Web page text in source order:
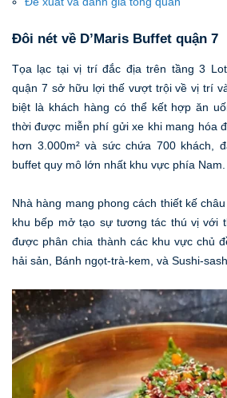
Đôi nét về D’Maris Buffet quận 7
Tọa lạc tại vị trí đắc địa trên tầng 3
quận 7 sở hữu lợi thế vượt trội về vị trí
biệt là khách hàng có thể kết hợp ăn
thời được miễn phí gửi xe khi mang hóa
hơn 3.000m² và sức chứa 700 khách,
buffet quy mô lớn nhất khu vực phía Nam.
Nhà hàng mang phong cách thiết kế
khu bếp mở tạo sự tương tác thú vị với
được phân chia thành các khu vực chủ
hải sản, Bánh ngọt-trà-kem, và Sushi-